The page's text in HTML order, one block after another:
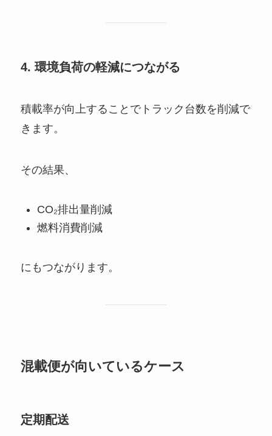
4. 環境負荷の軽減につながる
積載率が向上することでトラック台数を削減で
きます。
その結果、
CO₂排出量削減
燃料消費削減
にもつながります。
混載便が向いているケース
定期配送